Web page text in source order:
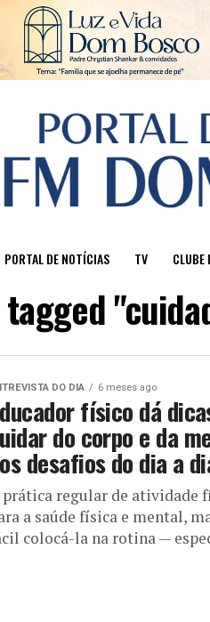
PORTAL DE NOTÍCIAS TV CLUBE
DO DIA 6 meses ago
físico dá
do corpo e da
desafios do dia a
regular de atividade
a saúde física e mental,
colocá-la na rotina —